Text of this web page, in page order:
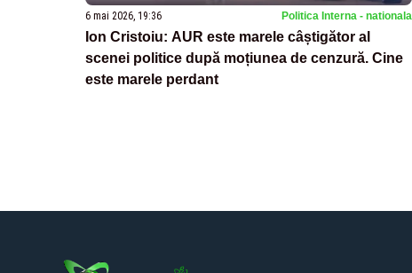
6 mai 2026, 19:36 Politica Interna - nationala
Ion Cristoiu: AUR este marele câștigător al
scenei politice după moțiunea de cenzură. Cine
este marele perdant